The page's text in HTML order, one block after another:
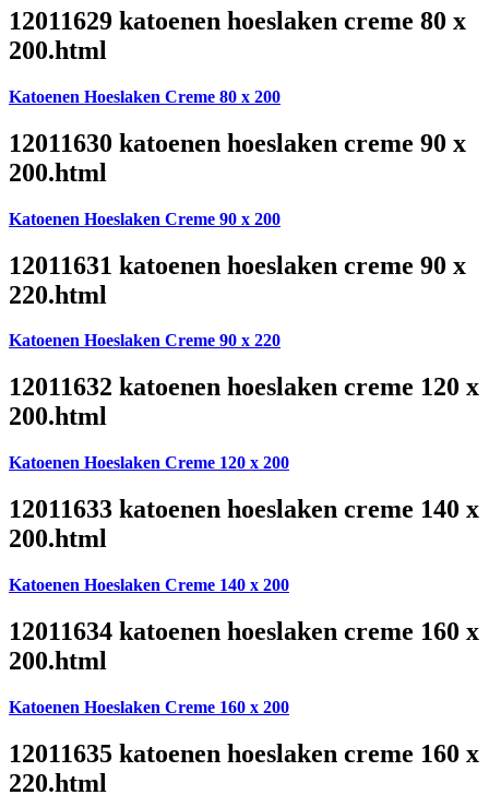
12011629 katoenen hoeslaken creme 80 x
200.html
Katoenen Hoeslaken Creme 80 x 200
12011630 katoenen hoeslaken creme 90 x
200.html
Katoenen Hoeslaken Creme 90 x 200
12011631 katoenen hoeslaken creme 90 x
220.html
Katoenen Hoeslaken Creme 90 x 220
12011632 katoenen hoeslaken creme 120 x
200.html
Katoenen Hoeslaken Creme 120 x 200
12011633 katoenen hoeslaken creme 140 x
200.html
Katoenen Hoeslaken Creme 140 x 200
12011634 katoenen hoeslaken creme 160 x
200.html
Katoenen Hoeslaken Creme 160 x 200
12011635 katoenen hoeslaken creme 160 x
220.html